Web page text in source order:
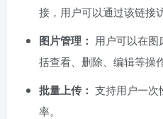
接，用户可以通过该链接
图片管理： 用户可以在
括查看、删除、编辑等操作
批量上传： 支持用户一次
率。